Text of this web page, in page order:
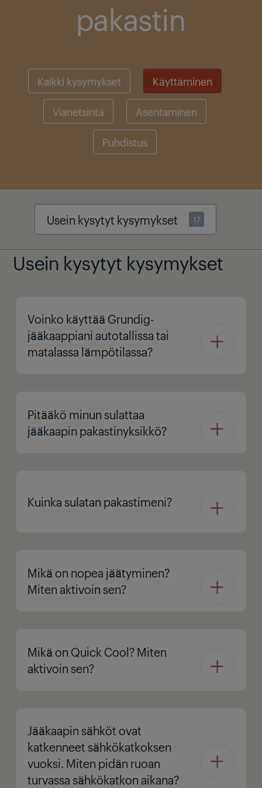
pakastin
Kaikki kysymykset Käyttäminen
Vianetsintä Asentaminen
Puhdistus
Usein kysytyt kysymykset 17
Usein kysytyt kysymykset
Voinko käyttää Grundig-
jääkaappiani autotallissa tai
matalassa lämpötilassa?
Pitääkö minun sulattaa
jääkaapin pakastinyksikkö?
Kuinka sulatan pakastimeni?
Mikä on nopea jäätyminen?
Miten aktivoin sen?
Mikä on Quick Cool? Miten
aktivoin sen?
Jääkaapin sähköt ovat
katkenneet sähkökatkoksen
vuoksi. Miten pidän ruoan
turvassa sähkökatkon aikana?